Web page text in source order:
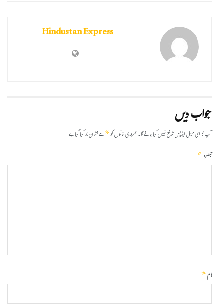
Hindustan Express
جواب دیں
آپ کا ای میل ایڈریس شائع نہیں کیا جائے گا۔ضروری خانوں کو*سے نشان زد کیا گیا ہے
تبصرہ*
نام*